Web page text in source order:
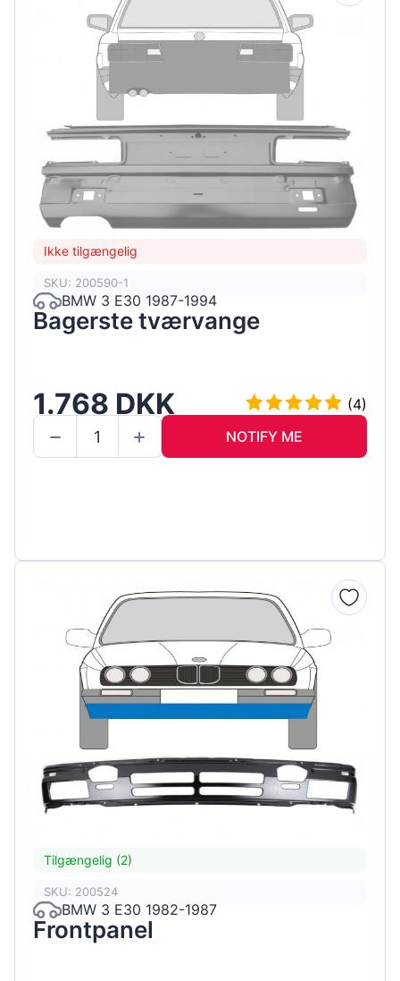
Ikke tilgængelig
SKU: 200590-1
BMW 3 E30 1987-1994
Bagerste tværvange
1.768 DKK
(4)
NOTIFY ME
Tilgængelig (2)
SKU: 200524
BMW 3 E30 1982-1987
Frontpanel